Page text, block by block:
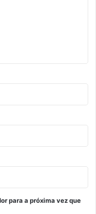
para a próxima vez que